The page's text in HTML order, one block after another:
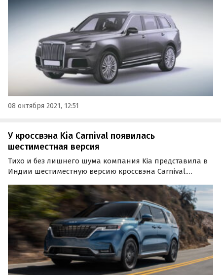
генеральный директор Aurus Адиль Ширинов.
08 октября 2021, 12:51
У кроссвэна Kia Carnival появилась
шестиместная версия
Тихо и без лишнего шума компания Kia представила в
Индии шестиместную версию кроссвэна Carnival.
рядами с раздельными креслами, предлагается только
в комплектации Prestige по цене от 2 895 000 рупий
или…